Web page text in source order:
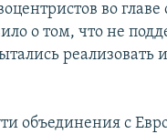
во
о том, что не
объединения с